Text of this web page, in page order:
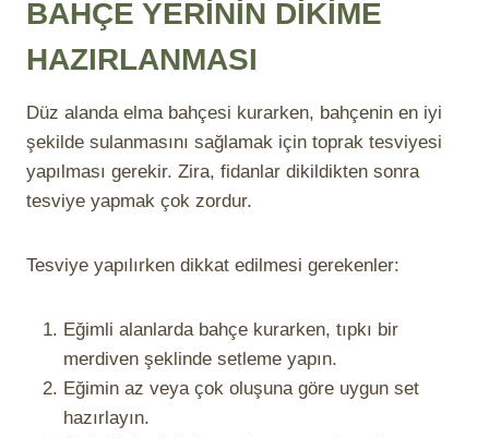
BAHÇE YERİNİN DİKİME
HAZIRLANMASI
Düz alanda elma bahçesi kurarken, bahçenin en iyi
şekilde sulanmasını sağlamak için toprak tesviyesi
yapılması gerekir. Zira, fidanlar dikildikten sonra
tesviye yapmak çok zordur.
Tesviye yapılırken dikkat edilmesi gerekenler:
Eğimli alanlarda bahçe kurarken, tıpkı bir
merdiven şeklinde setleme yapın.
Eğimin az veya çok oluşuna göre uygun set
hazırlayın.